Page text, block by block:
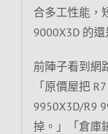
合多工性能，
9000X3D 的還
前陣子看到網
「原價屋把
9950X3D/R9
掉。」「倉庫